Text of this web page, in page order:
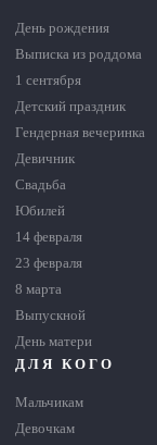
День рождения
Выписка из роддома
1 сентября
Детский праздник
Гендерная вечеринка
Девичник
Свадьба
Юбилей
14 февраля
23 февраля
8 марта
Выпускной
День матери
ДЛЯ КОГО
Мальчикам
Девочкам